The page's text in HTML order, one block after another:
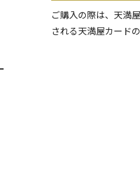
ご購入の際は、天満
される天満屋カード